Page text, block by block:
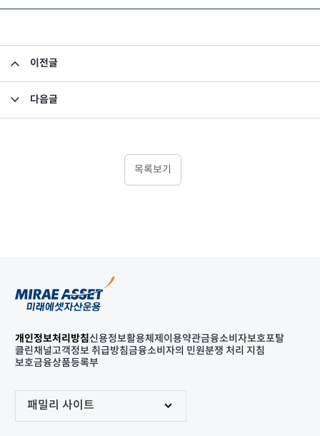
이전글
다음글
목록보기
개인정보처리방침신용정보활용체제 이용약관금융소비자보호포탈
클린채널고객정보 취급방침금융소비자의 민원분쟁 처리 지침
보호금융상품등록부
패밀리 사이트